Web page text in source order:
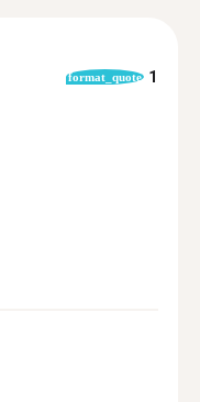
format_quote 1